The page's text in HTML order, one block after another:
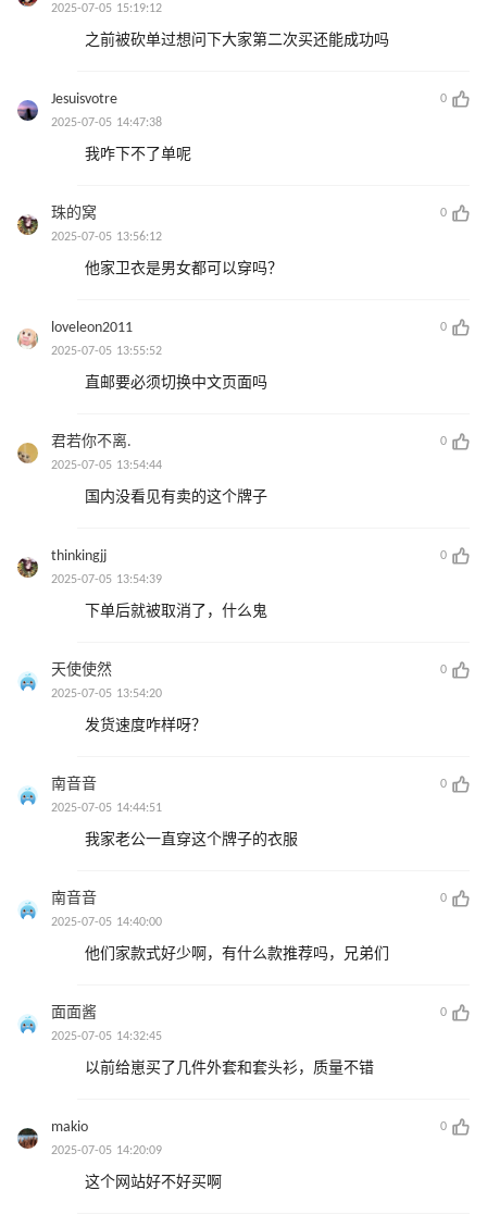
2025-07-05 15:19:12
之前被砍单过想问下大家第二次买还能成功吗
Jesuisvotre
0
2025-07-05 14:47:38
我咋下不了单呢
珠的窝
0
2025-07-05 13:56:12
他家卫衣是男女都可以穿吗？
loveleon2011
0
2025-07-05 13:55:52
直邮要必须切换中文页面吗
君若你不离.
0
2025-07-05 13:54:44
国内没看见有卖的这个牌子
thinkingjj
0
2025-07-05 13:54:39
下单后就被取消了，什么鬼
天使使然
0
2025-07-05 13:54:20
发货速度咋样呀？
南音音
0
2025-07-05 14:44:51
我家老公一直穿这个牌子的衣服
南音音
0
2025-07-05 14:40:00
他们家款式好少啊，有什么款推荐吗，兄弟们
面面酱
0
2025-07-05 14:32:45
以前给崽买了几件外套和套头衫，质量不错
makio
0
2025-07-05 14:20:09
这个网站好不好买啊